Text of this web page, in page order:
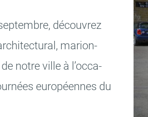
décou­vrez
marion­
notre ville à l’oc­ca­
euro­péennes du